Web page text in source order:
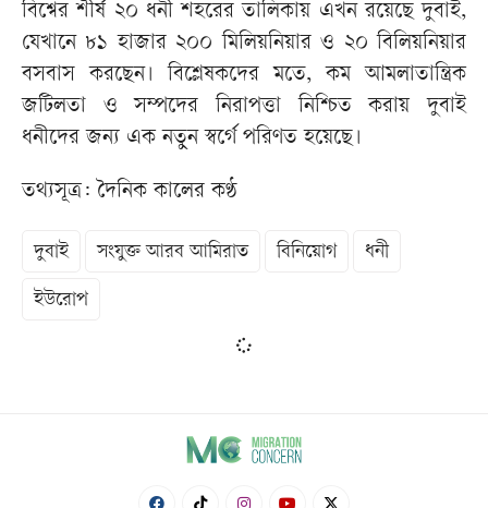
বিশ্বের শীর্ষ ২০ ধনী শহরের তালিকায় এখন রয়েছে দুবাই,
যেখানে ৮১ হাজার ২০০ মিলিয়নিয়ার ও ২০ বিলিয়নিয়ার
বসবাস করছেন। বিশ্লেষকদের মতে, কম আমলাতান্ত্রিক
জটিলতা ও সম্পদের নিরাপত্তা নিশ্চিত করায় দুবাই
ধনীদের জন্য এক নতুন স্বর্গে পরিণত হয়েছে।
তথ্যসূত্র: দৈনিক কালের কণ্ঠ
দুবাই সংযুক্ত আরব আমিরাত বিনিয়োগ ধনী
ইউরোপ